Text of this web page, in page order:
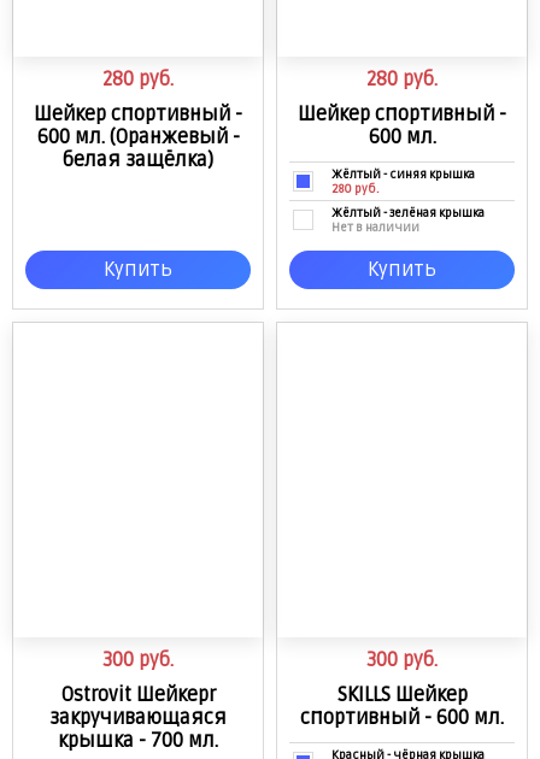
280 руб.
Шейкер спортивный -
600 мл. (Оранжевый -
белая защёлка)
Купить
280 руб.
Шейкер спортивный -
600 мл.
Жёлтый - синяя крышка
280 руб.
Жёлтый - зелёная крышка
Нет в наличии
Купить
300 руб.
Ostrovit Шейкерr
закручивающаяся
крышка - 700 мл.
300 руб.
SKILLS Шейкер
спортивный - 600 мл.
Красный - чёрная крышка